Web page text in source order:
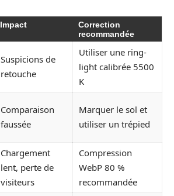
Impact
Correction
recommandée
Suspicions de
retouche
Utiliser une ring-
light calibrée 5500
K
Comparaison
faussée
Marquer le sol et
utiliser un trépied
Chargement
lent, perte de
visiteurs
Compression
WebP 80 %
recommandée